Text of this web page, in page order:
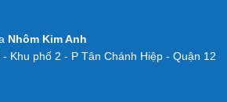
Nhôm Kim Anh
Khu phố 2 - P Tân Chánh Hiệp - Quận 12